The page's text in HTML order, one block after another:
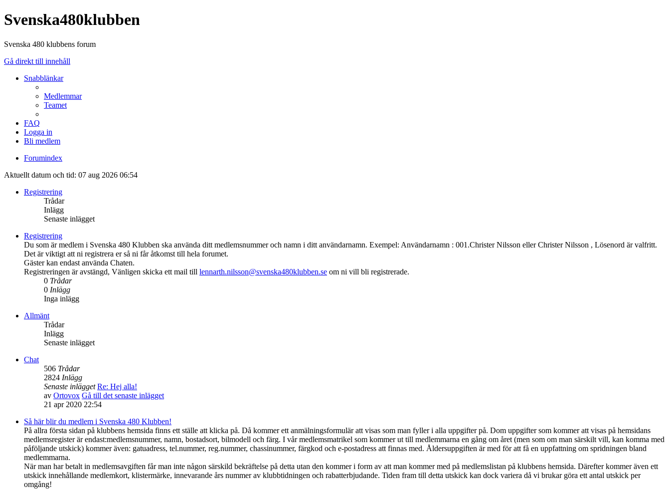
Svenska480klubben
Svenska 480 klubbens forum
Gå direkt till innehåll
Snabblänkar
Medlemmar
Teamet
FAQ
Logga in
Bli medlem
Forumindex
Aktuellt datum och tid: 07 aug 2026 06:54
Registrering
Trådar
Inlägg
Senaste inlägget
Registrering
Du som är medlem i Svenska 480 Klubben ska använda ditt medlemsnummer och namn i ditt användarnamn. Exempel: Användarnamn : 001.Christer Nilsson eller Christer Nilsson , Lösenord är valfritt.
Det är viktigt att ni registrera er så ni får åtkomst till hela forumet.
Gäster kan endast använda Chaten.
Registreringen är avstängd, Vänligen skicka ett mail till lennarth.nilsson@svenska480klubben.se om ni vill bli registrerade.
0 Trådar
0 Inlägg
Inga inlägg
Allmänt
Trådar
Inlägg
Senaste inlägget
Chat
506 Trådar
2824 Inlägg
Senaste inlägget Re: Hej alla!
av Ortovox Gå till det senaste inlägget
21 apr 2020 22:54
Så här blir du medlem i Svenska 480 Klubben!
På allra första sidan på klubbens hemsida finns ett ställe att klicka på. Då kommer ett anmälningsformulär att visas som man fyller i alla uppgifter på. Dom uppgifter som kommer att visas på hemsidans
medlemsregister är endast:medlemsnummer, namn, bostadsort, bilmodell och färg. I vår medlemsmatrikel som kommer ut till medlemmarna en gång om året (men som om man särskilt vill, kan komma med
påföljande utskick) kommer även: gatuadress, tel.nummer, reg.nummer, chassinummer, färgkod och e-postadress att finnas med. Åldersuppgiften är med för att få en uppfattning om spridningen bland
medlemmarna.
När man har betalt in medlemsavgiften får man inte någon särskild bekräftelse på detta utan den kommer i form av att man kommer med på medlemslistan på klubbens hemsida. Därefter kommer även ett
utskick innehållande medlemkort, klistermärke, innevarande års nummer av klubbtidningen och rabatterbjudande. Tiden fram till detta utskick kan dock variera då vi brukar göra ett antal utskick per
omgång!